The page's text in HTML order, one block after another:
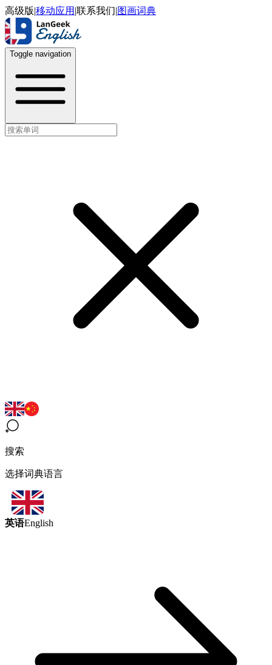
高级版|移动应用 |联系我们|图画词典
Toggle navigation
搜索
选择词典语言
英语English